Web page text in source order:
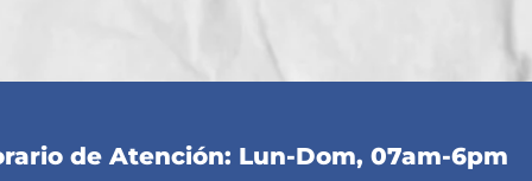
de Atención: Lun-Dom, 07am-6pm